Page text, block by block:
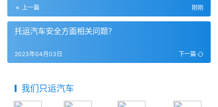
上一篇 刚刚
托运汽车安全方面相关问题？
下一篇
2023年04月03日
我们只运汽车